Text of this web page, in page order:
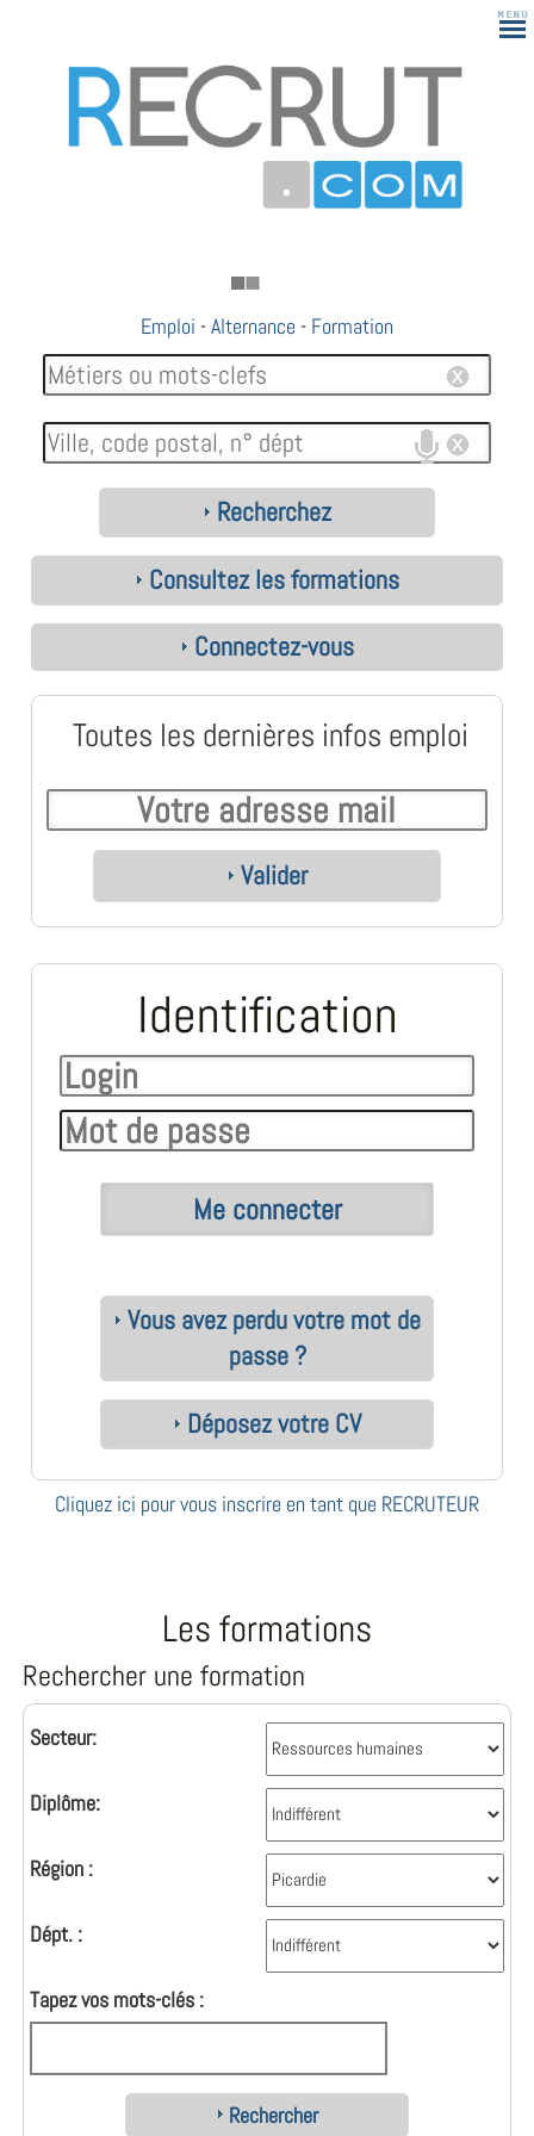
Emploi -Alternance - Formation
Recherchez
Consultez les formations
Connectez-vous
Toutes les dernières infos emploi
Valider
Identification
Vous avez perdu votre mot de
passe ?
Déposez votre CV
Cliquez ici pour vous inscrire en tant que RECRUTEUR
Les formations
Rechercher une formation
Secteur:
Diplôme:
Région :
Dépt. :
Tapez vos mots-clés :
Rechercher